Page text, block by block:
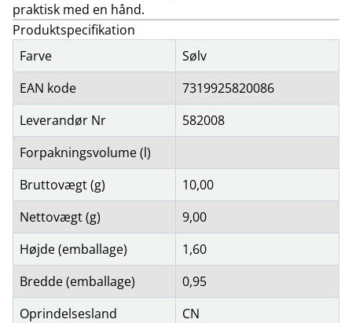
praktisk med en hånd.
Produktspecifikation
Farve
Sølv
EAN kode
7319925820086
Leverandør Nr
582008
Forpakningsvolume (l)
Bruttovægt (g)
10,00
Nettovægt (g)
9,00
Højde (emballage)
1,60
Bredde (emballage)
0,95
Oprindelsesland
CN